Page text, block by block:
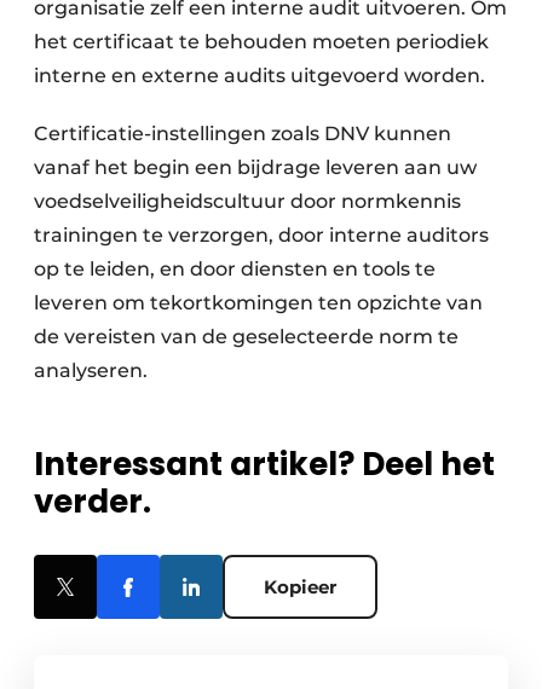
organisatie zelf een interne audit uitvoeren. Om
het certificaat te behouden moeten periodiek
interne en externe audits uitgevoerd worden.
Certificatie-instellingen zoals DNV kunnen
vanaf het begin een bijdrage leveren aan uw
voedselveiligheidscultuur door normkennis
trainingen te verzorgen, door interne auditors
op te leiden, en door diensten en tools te
leveren om tekortkomingen ten opzichte van
de vereisten van de geselecteerde norm te
analyseren.
Interessant artikel? Deel het
verder.
Kopieer